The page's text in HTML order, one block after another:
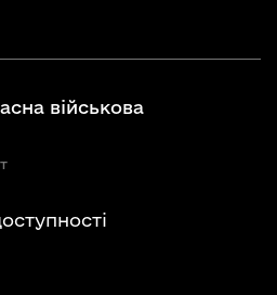
військова